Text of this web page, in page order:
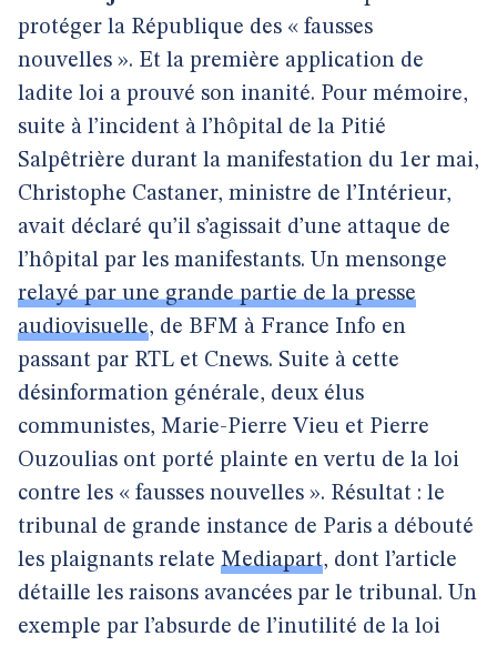
protéger la République des « fausses
nouvelles ». Et la première application de
ladite loi a prouvé son inanité. Pour mémoire,
suite à l’incident à l’hôpital de la Pitié
Salpêtrière durant la manifestation du 1er mai,
Christophe Castaner, ministre de l’Intérieur,
avait déclaré qu’il s’agissait d’une attaque de
l’hôpital par les manifestants. Un mensonge
relayé par une grande partie de la presse
audiovisuelle, de BFM à France Info en
passant par RTL et Cnews. Suite à cette
désinformation générale, deux élus
communistes, Marie-Pierre Vieu et Pierre
Ouzoulias ont porté plainte en vertu de la loi
contre les « fausses nouvelles ». Résultat : le
tribunal de grande instance de Paris a débouté
les plaignants relate Mediapart, dont l’article
détaille les raisons avancées par le tribunal. Un
exemple par l’absurde de l’inutilité de la loi